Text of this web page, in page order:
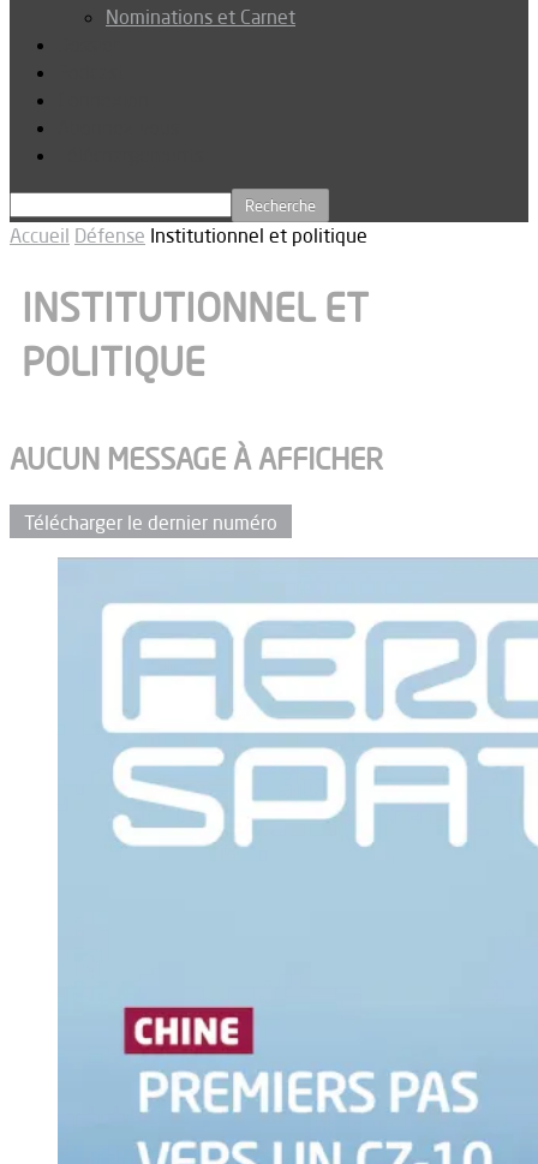
Nominations et Carnet
Accueil Défense Institutionnel et politique
INSTITUTIONNEL ET
POLITIQUE
AUCUN MESSAGE À AFFICHER
Télécharger le dernier numéro